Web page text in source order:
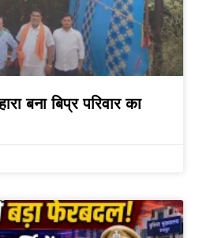
बना बिप्र परिवार का